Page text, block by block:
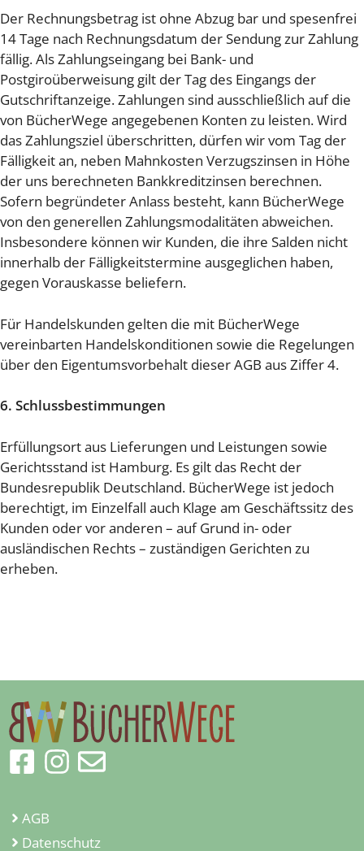
Der Rechnungsbetrag ist ohne Abzug bar und spesenfrei
14 Tage nach Rechnungsdatum der Sendung zur Zahlung
fällig. Als Zahlungseingang bei Bank- und
Postgiroüberweisung gilt der Tag des Eingangs der
Gutschriftanzeige. Zahlungen sind ausschließlich auf die
von BücherWege angegebenen Konten zu leisten. Wird
das Zahlungsziel überschritten, dürfen wir vom Tag der
Fälligkeit an, neben Mahnkosten Verzugszinsen in Höhe
der uns berechneten Bankkreditzinsen berechnen.
Sofern begründeter Anlass besteht, kann BücherWege
von den generellen Zahlungsmodalitäten abweichen.
Insbesondere können wir Kunden, die ihre Salden nicht
innerhalb der Fälligkeitstermine ausgeglichen haben,
gegen Vorauskasse beliefern.
Für Handelskunden gelten die mit BücherWege
vereinbarten Handelskonditionen sowie die Regelungen
über den Eigentumsvorbehalt dieser AGB aus Ziffer 4.
6. Schlussbestimmungen
Erfüllungsort aus Lieferungen und Leistungen sowie
Gerichtsstand ist Hamburg. Es gilt das Recht der
Bundesrepublik Deutschland. BücherWege ist jedoch
berechtigt, im Einzelfall auch Klage am Geschäftssitz des
Kunden oder vor anderen – auf Grund in- oder
ausländischen Rechts – zuständigen Gerichten zu
erheben.
AGB
Datenschutz